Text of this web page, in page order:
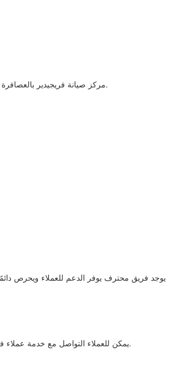
مركز صيانة فريجيدير بالعصافرة توفر خدمات إصلاح احترافية باستخدام قطع غيار أصلية وشهادات ضمان معتمدة، مما يضمن الأداء المثالي وطول عمر الأجهزة.
يمكن للعملاء التواصل مع خدمة عملاء فريجيدير العصافرة للحصول على دعم كامل وصيانة فعالة لجميع أجهزة فريجيدير الكهربائية بالاعتماد على قطع الغيار الأصلية المتوفرة.